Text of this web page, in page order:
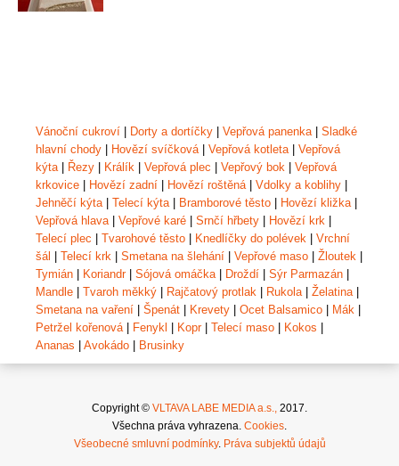
Vánoční cukroví | Dorty a dortíčky | Vepřová panenka | Sladké
hlavní chody | Hovězí svíčková | Vepřová kotleta | Vepřová
kýta | Řezy | Králík | Vepřová plec | Vepřový bok | Vepřová
krkovice | Hovězí zadní | Hovězí roštěná | Vdolky a koblihy |
Jehněčí kýta | Telecí kýta | Bramborové těsto | Hovězí kližka |
Vepřová hlava | Vepřové karé | Srnčí hřbety | Hovězí krk |
Telecí plec | Tvarohové těsto | Knedlíčky do polévek | Vrchní
šál | Telecí krk | Smetana na šlehání | Vepřové maso | Žloutek |
Tymián | Koriandr| Sójová omáčka | Droždí | Sýr Parmazán |
Mandle | Tvaroh měkký | Rajčatový protlak | Rukola | Želatina |
Smetana na vaření | Špenát | Krevety | Ocet Balsamico | Mák |
Petržel kořenová | Fenykl | Kopr| Telecí maso | Kokos |
Ananas | Avokádo | Brusinky
Copyright © VLTAVA LABE MEDIA a.s.,
2017.
Všechna práva vyhrazena. Cookies
Všeobecné smluvní podmínky. Práva subjektů údajů